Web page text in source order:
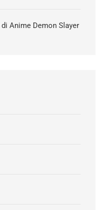
Anime Demon Slayer